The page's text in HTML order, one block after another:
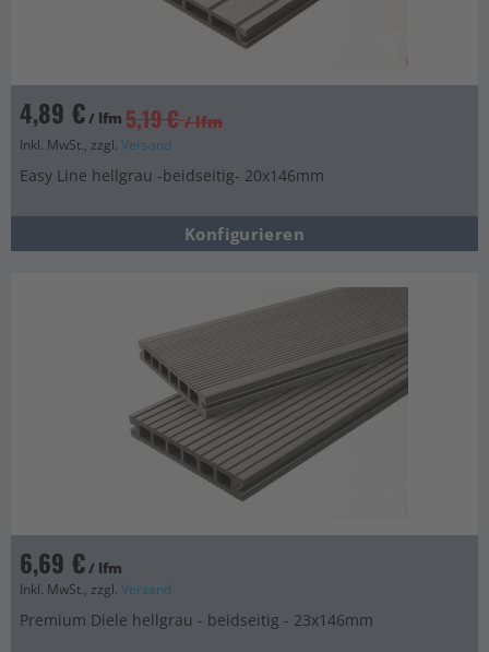
4,89 €/ lfm 5,19 € / lfm
Inkl. MwSt., zzgl. Versand
Easy Line hellgrau -beidseitig- 20x146mm
Konfigurieren
6,69 €/ lfm
Inkl. MwSt., zzgl. Versand
Premium Diele hellgrau - beidseitig - 23x146mm